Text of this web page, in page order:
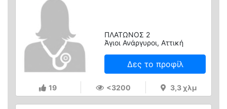
ΠΛΑΤΩΝΟΣ 2
Άγιοι Ανάργυροι, Αττική
Δες το προφίλ
19 <3200 3,3 χλμ